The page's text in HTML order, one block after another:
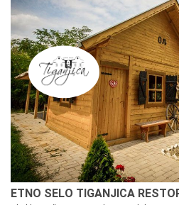
ETNO SELO TIGANJICA